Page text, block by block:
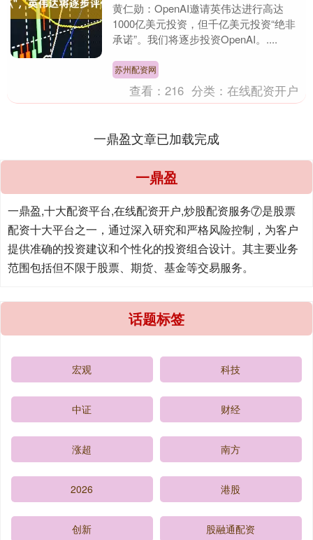
黄仁勋：OpenAI邀请英伟达进行高达
1000亿美元投资，但千亿美元投资“绝非
承诺”。我们将逐步投资OpenAI。....
苏州配资网
查看：216 分类：在线配资开户
一鼎盈文章已加载完成
一鼎盈
一鼎盈,十大配资平台,在线配资开户,炒股配资服务⑦是股票
配资十大平台之一，通过深入研究和严格风险控制，为客户
提供准确的投资建议和个性化的投资组合设计。其主要业务
范围包括但不限于股票、期货、基金等交易服务。
话题标签
宏观 科技
中证 财经
涨超 南方
2026 港股
创新 股融通配资